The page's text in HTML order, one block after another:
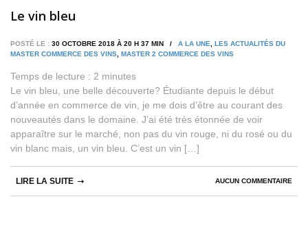
Le vin bleu
POSTÉ LE : 30 OCTOBRE 2018 À 20 H 37 MIN / A LA UNE
LES ACTUALITÉS DU
MASTER COMMERCE DES VINS MASTER 2 COMMERCE DES VINS
Temps de lecture : 2 minutes
Le vin bleu, une belle découverte? Étudiante depuis le début
d’année en commerce de vin, je me dois d’être au courant des
nouveautés dans le domaine. J’ai été très étonnée de voir
apparaître sur le marché, non pas du vin rouge, ni du rosé ou du
vin blanc mais, un vin bleu. C’est un vin […]
AUCUN COMMENTAIRE
LIRE LA SUITE